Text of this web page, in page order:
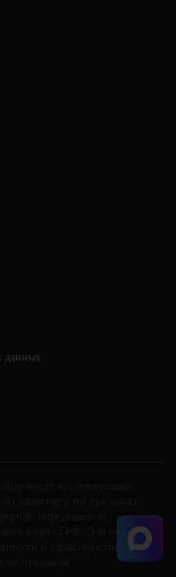
данных
кодекса РФ. Для получения
и характеристиках